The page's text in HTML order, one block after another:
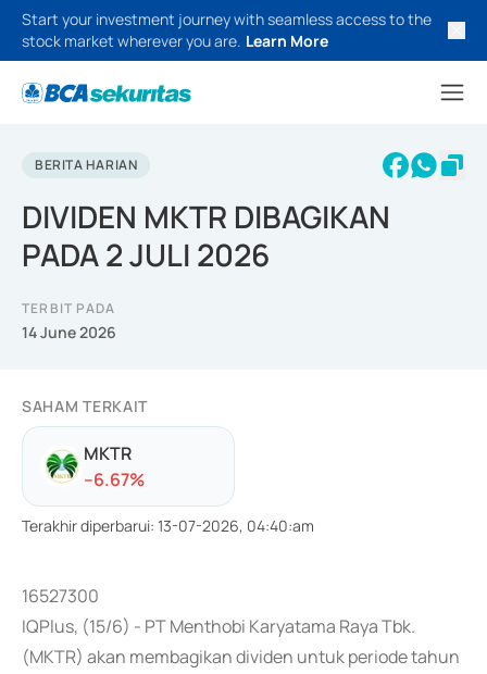
Start your investment journey with seamless access to the
stock market wherever you are. Learn More
BERITA HARIAN
DIVIDEN MKTR DIBAGIKAN
PADA 2 JULI 2026
TERBIT PADA
14 June 2026
SAHAM TERKAIT
MKTR
--6.67%
Terakhir diperbarui: 13-07-2026, 04:40:am
16527300
IQPlus, (15/6) - PT Menthobi Karyatama Raya Tbk.
(MKTR) akan membagikan dividen untuk periode tahun